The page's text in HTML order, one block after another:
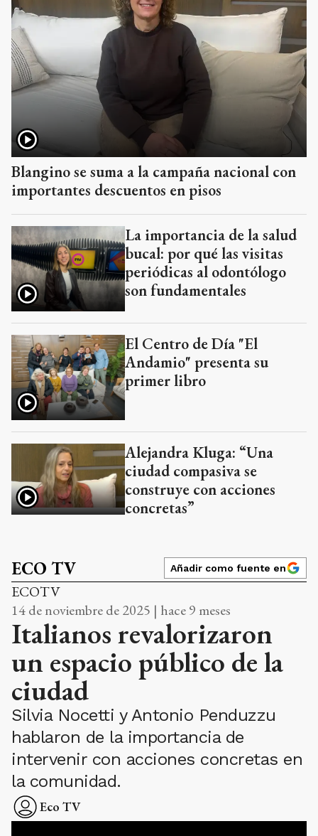
Blangino se suma a la campaña nacional con
importantes descuentos en pisos
La importancia de la salud
bucal: por qué las visitas
periódicas al odontólogo
son fundamentales
El Centro de Día "El
Andamio" presenta su
primer libro
Alejandra Kluga: “Una
ciudad compasiva se
construye con acciones
concretas”
ECO TV Añadir como fuente en
ECOTV
14 de noviembre de 2025 | hace 9 meses
Italianos revalorizaron
un espacio público de la
ciudad
Silvia Nocetti y Antonio Penduzzu
hablaron de la importancia de
intervenir con acciones concretas en
la comunidad.
Eco TV